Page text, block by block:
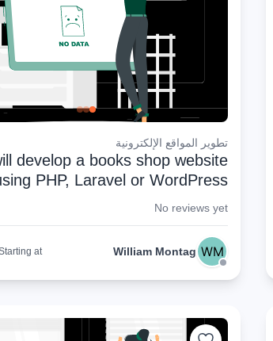
تطوير المواقع الإلكترونية
develop a books shop website
PHP, Laravel or WordPress
No reviews yet
William Montag
at: